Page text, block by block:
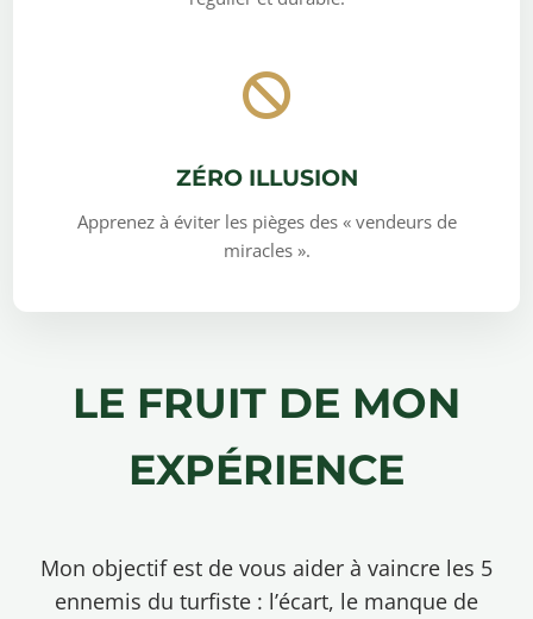
ZÉRO ILLUSION
Apprenez à éviter les pièges des « vendeurs de
miracles ».
LE FRUIT DE MON
EXPÉRIENCE
Mon objectif est de vous aider à vaincre les 5
ennemis du turfiste : l’écart, le manque de